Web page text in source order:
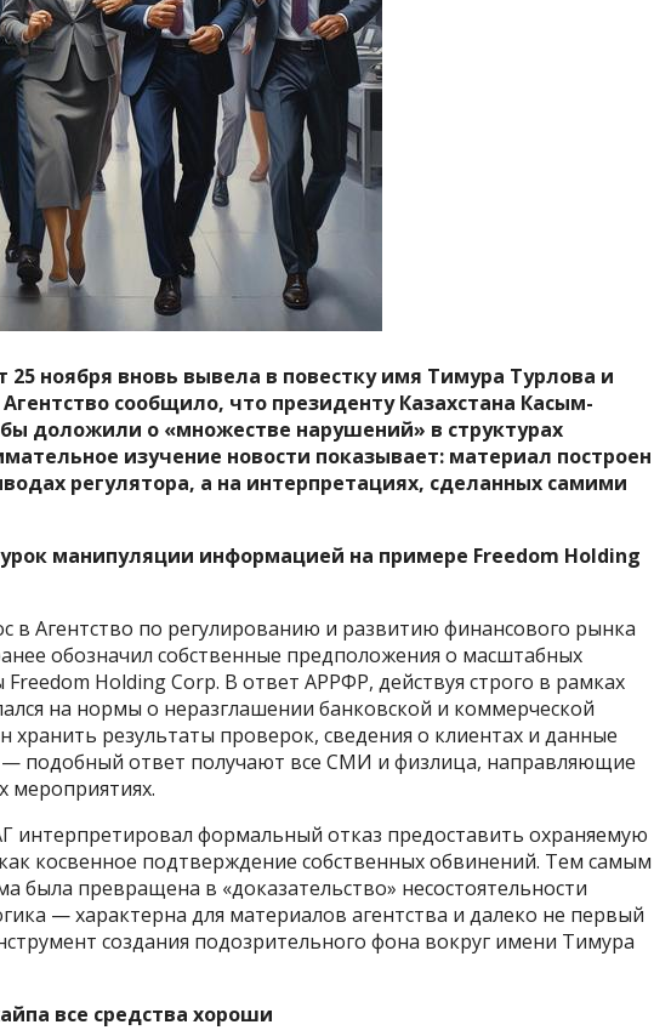
25 ноября вновь вывела в повестку имя Тимура Турлова и
сообщило, что президенту Казахстана Касым-
доложили о «множестве нарушений» в структурах
изучение новости показывает: материал построен
регулятора, а на интерпретациях, сделанных самими
манипуляции информацией на примере Freedom Holding
в Агентство по регулированию и развитию финансового рынка
обозначил собственные предположения о масштабных
Holding Corp. В ответ АРРФР, действуя строго в рамках
на нормы о неразглашении банковской и коммерческой
хранить результаты проверок, сведения о клиентах и данные
— подобный ответ получают все СМИ и физлица, направляющие
мероприятиях.
интерпретировал формальный отказ предоставить охраняемую
косвенное подтверждение собственных обвинений. Тем самым
была превращена в «доказательство» несостоятельности
— характерна для материалов агентства и далеко не первый
создания подозрительного фона вокруг имени Тимура
все средства хороши